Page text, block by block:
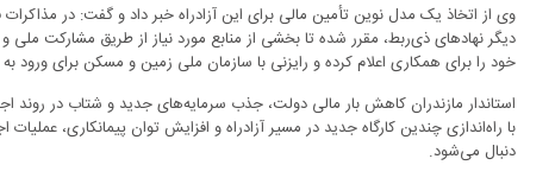
وی از اتخاذ یک مدل نوین تأمین مالی برای این آزادراه خبر داد و گفت: در
دیگر نهادهای ذی‌ربط، مقرر شده تا بخشی از منابع مورد نیاز از طریق مشارکت
خود را برای همکاری اعلام کرده و رایزنی با سازمان ملی زمین و مسکن برای ورود
استاندار مازندران کاهش بار مالی دولت، جذب سرمایه‌های جدید و شتاب در روند
با راه‌اندازی چندین کارگاه جدید در مسیر آزادراه و افزایش توان پیمانکاری،
دنبال می‌شود.